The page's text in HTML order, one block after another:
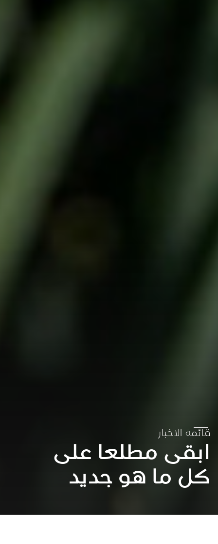
قائمة الاخبار
ابقى مطلعا على
كل ما هو جديد